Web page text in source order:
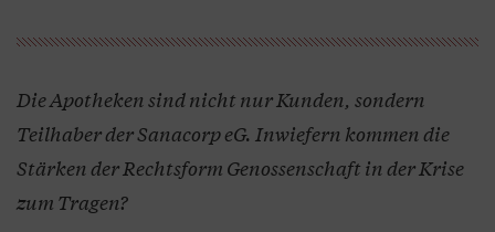
Die Apotheken sind nicht nur Kunden, sondern
Teilhaber der Sanacorp eG. Inwiefern kommen die
Stärken der Rechtsform Genossenschaft in der Krise
zum Tragen?